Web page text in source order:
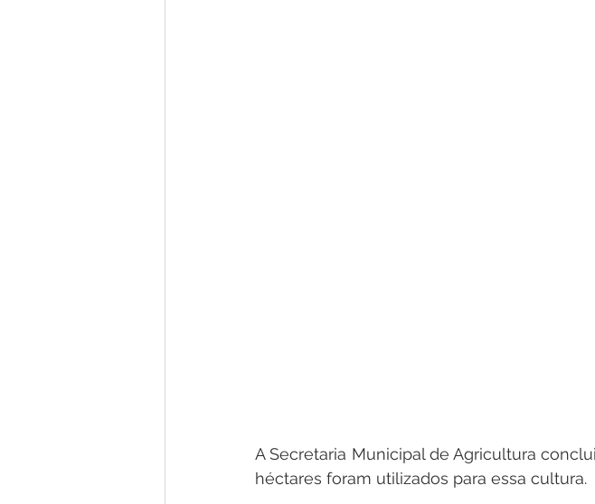
A Secretaria Municipal de Agricultura
héctares foram utilizados para essa cultura.